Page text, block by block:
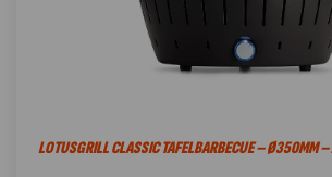
LOTUSGRILL CLASSIC TAFELBARBECUE – Ø350MM –